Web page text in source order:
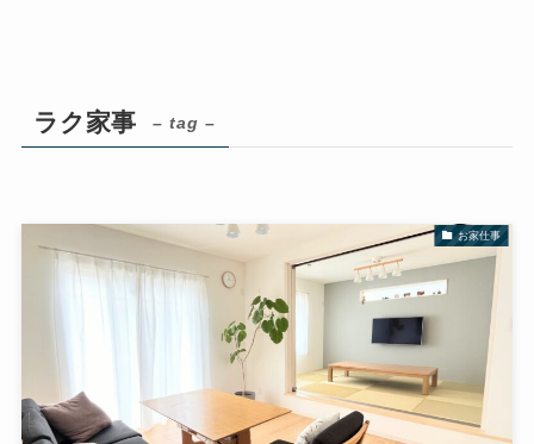
ラク家事 – tag –
お家仕事